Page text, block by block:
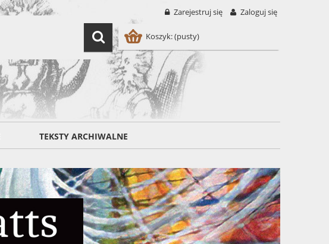
Zarejestruj się Zaloguj się
Koszyk:(pusty)
TEKSTY ARCHIWALNE